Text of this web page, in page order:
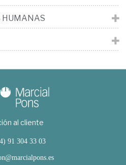
HUMANAS
al cliente
91 304 33 03